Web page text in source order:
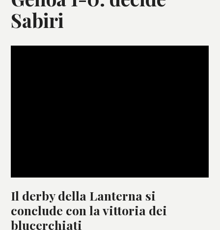
Sabiri
Il derby della Lanterna si
conclude con la vittoria dei
blucerchiati